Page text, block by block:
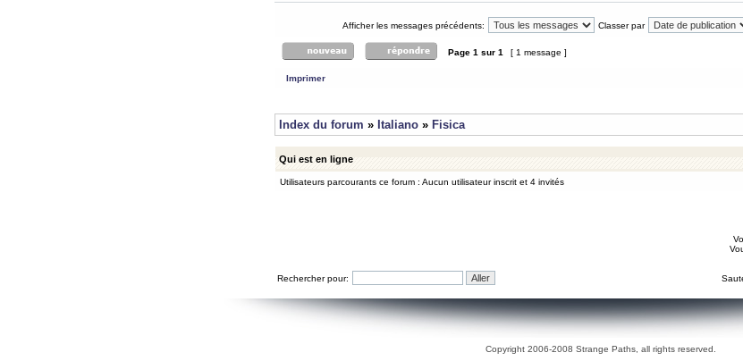
Afficher les messages précédents: Classer par
Page 1 sur 1 [ 1 message ]
Imprimer
Index du forum » Italiano » Fisica
Qui est en ligne
Utilisateurs parcourants ce forum : Aucun utilisateur inscrit et 4 invités
Rechercher pour:
Copyright 2006-2008 Strange Paths, all rights reserved.